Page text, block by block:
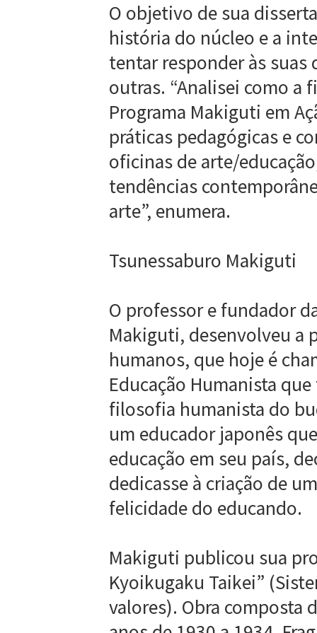
O objetivo de sua
história do núcleo e a
tentar responder às suas
outras. “Analisei como a
Programa Makiguti em
práticas pedagógicas e
oficinas de arte/
tendências
arte”, enumera.
Tsunessaburo Makiguti
O professor e fundador
Makiguti, desenvolveu a
humanos, que hoje é
Educação Humanista
filosofia humanista do
um educador japonês
educação em seu país,
dedicasse à criação de
felicidade do educando.
Makiguti publicou sua
Kyoikugaku Taikei”
valores). Obra composta